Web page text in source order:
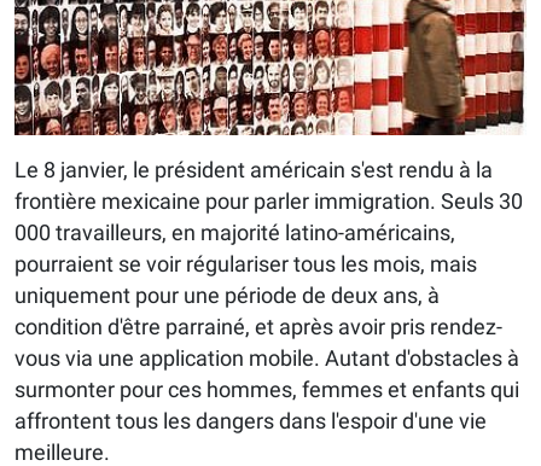
Le 8 janvier, le président américain s'est rendu à la
frontière mexicaine pour parler immigration. Seuls 30
000 travailleurs, en majorité latino-américains,
pourraient se voir régulariser tous les mois, mais
uniquement pour une période de deux ans, à
condition d'être parrainé, et après avoir pris rendez-
vous via une application mobile. Autant d'obstacles à
surmonter pour ces hommes, femmes et enfants qui
affrontent tous les dangers dans l'espoir d'une vie
meilleure.